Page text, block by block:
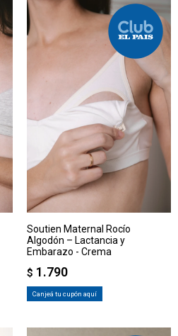
Soutien Maternal Rocío
Algodón – Lactancia y
Embarazo - Crema
$ 1.790
Canjeá tu cupón aquí